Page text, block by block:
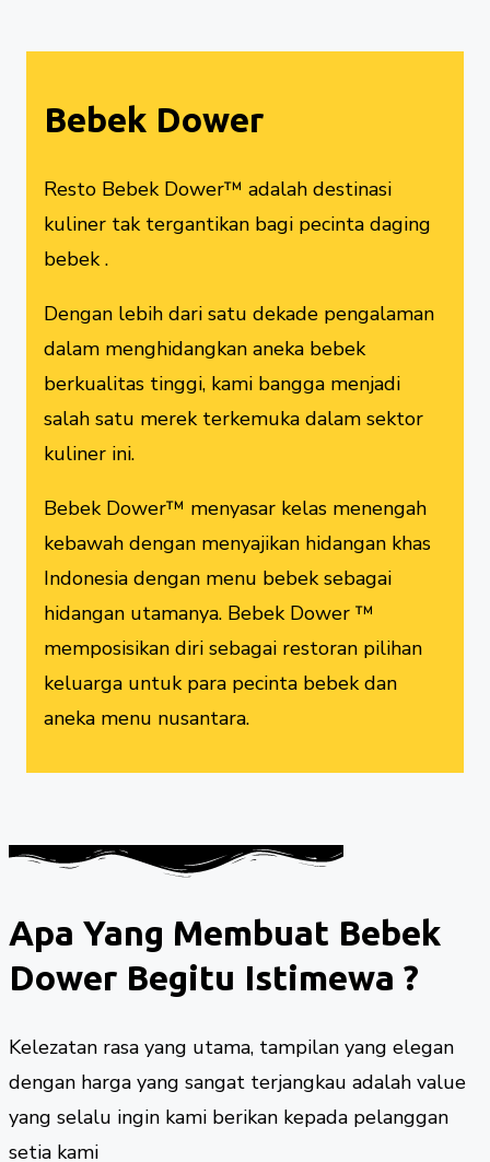
Bebek Dower
Resto Bebek Dower™ adalah destinasi
kuliner tak tergantikan bagi pecinta daging
bebek .
Dengan lebih dari satu dekade pengalaman
dalam menghidangkan aneka bebek
berkualitas tinggi, kami bangga menjadi
salah satu merek terkemuka dalam sektor
kuliner ini.
Bebek Dower™ menyasar kelas menengah
kebawah dengan menyajikan hidangan khas
Indonesia dengan menu bebek sebagai
hidangan utamanya. Bebek Dower ™
memposisikan diri sebagai restoran pilihan
keluarga untuk para pecinta bebek dan
aneka menu nusantara.
Apa Yang Membuat Bebek
Dower Begitu Istimewa ?
Kelezatan rasa yang utama, tampilan yang elegan
dengan harga yang sangat terjangkau adalah value
yang selalu ingin kami berikan kepada pelanggan
setia kami